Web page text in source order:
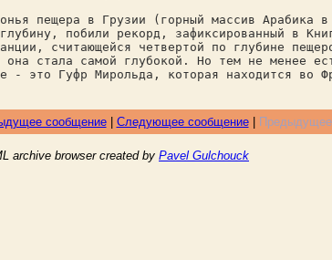
пещера в Грузии (горный массив Арабика
побили рекорд, зафиксированный в
считающейся четвертой по глубине
стала самой глубокой. Но тем не менее
- это Гуфр Мирольда, которая находится во
сообщение| Следующее сообщение| Предыдущее
archive browser created by Pavel Gulchouck